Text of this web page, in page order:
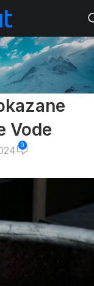
Vode
0